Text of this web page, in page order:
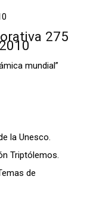
275
mundial”
la Unesco.
Triptólemos.
de